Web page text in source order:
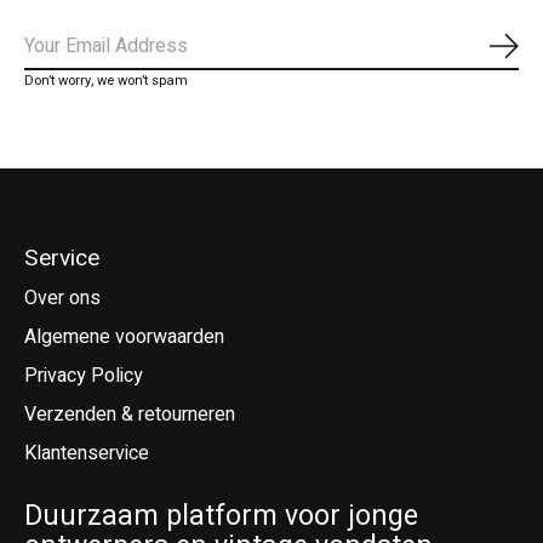
Don’t worry, we won’t spam
Service
Over ons
Algemene voorwaarden
Privacy Policy
Verzenden & retourneren
Klantenservice
Duurzaam platform voor jonge